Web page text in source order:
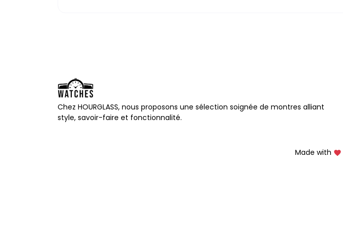
Chez HOURGLASS, nous proposons une sélection soignée de montres alliant
style, savoir-faire et fonctionnalité.
Made with